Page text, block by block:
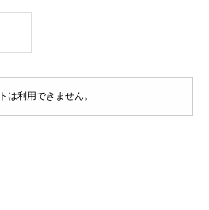
は利用できません。